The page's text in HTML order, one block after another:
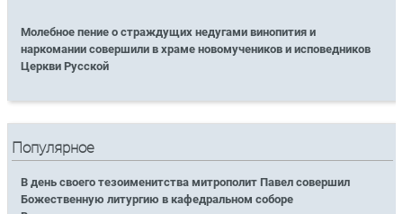
Молебное пение о страждущих недугами винопития и
наркомании совершили в храме новомучеников и исповедников
Церкви Русской
Популярное
В день своего тезоименитства митрополит Павел совершил
Божественную литургию в кафедральном соборе